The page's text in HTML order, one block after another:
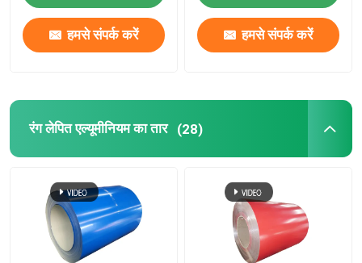
हमसे संपर्क करें हमसे संपर्क करें
रंग लेपित एल्यूमीनियम का तार (28)